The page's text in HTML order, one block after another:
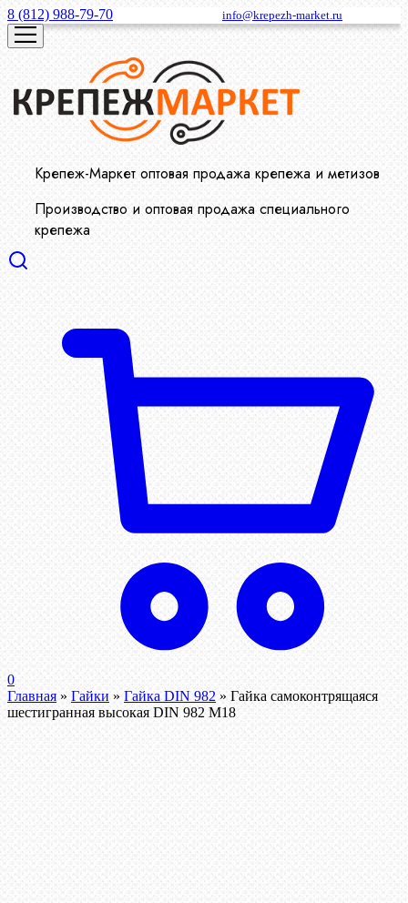
8 (812) 988-79-70 info@krepezh-market.ru
Крепеж-Маркет оптовая продажа крепежа и метизов
Производство и оптовая продажа специального
крепежа
0
Главная » Гайки » Гайка DIN 982 » Гайка самоконтрящаяся
шестигранная высокая DIN 982 М18